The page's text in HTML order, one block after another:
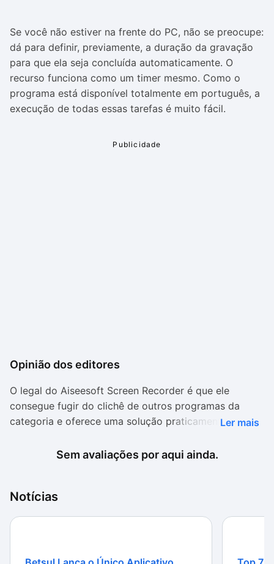
Se você não estiver na frente do PC, não se preocupe:
dá para definir, previamente, a duração da gravação
para que ela seja concluída automaticamente. O
recurso funciona como um timer mesmo. Como o
programa está disponível totalmente em português, a
execução de todas essas tarefas é muito fácil.
Opinião dos editores
O legal do Aiseesoft Screen Recorder é que ele
consegue fugir do clichê de outros programas da
categoria e oferece uma solução praticamente
de tela do computador, mas também uma alternativa
Muitos internautas estão acostumados a baixar seus
era do conteúdo em streaming, nem sempre é fácil
gravar o filme reproduzido no PC para que o usuário
Ler mais
Sem avaliações por aqui ainda.
Notícias